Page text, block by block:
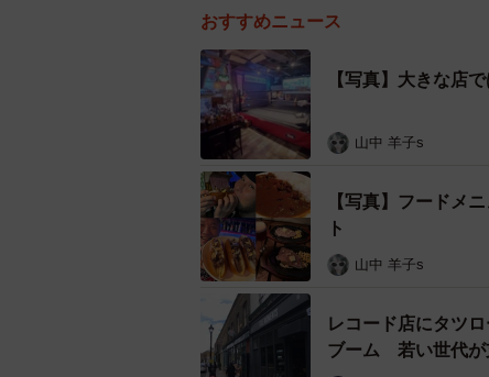
おすすめニュース
【写真】大きな店
山中 羊子s
【写真】フードメ
ト
山中 羊子s
レコード店にタツ
ブーム 若い世代が